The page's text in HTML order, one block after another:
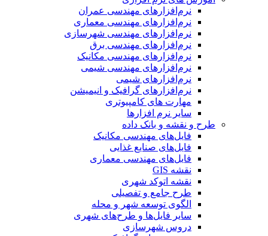
نرم‌افزارهای مهندسی عمران
نرم‌افزارهای مهندسی معماری
نرم‌افزارهای مهندسی شهرسازی
نرم‌افزارهای مهندسی برق
نرم‌افزارهای مهندسی مکانیک
نرم‌افزارهای مهندسی شیمی
نرم‌افزارهای شیمی
نرم‌افزارهای گرافیک و انیمیشن
مهارت های کامپیوتری
سایر نرم افزارها
طرح و نقشه و بانک داده
فایل‌های مهندسی مکانیک
فایل‌های صنایع غذایی
فایل‌های مهندسی معماری
نقشه GIS
نقشه اتوکد شهری
طرح جامع و تفصیلی
الگوی توسعه شهر و محله
سایر فایل‌ها و طرح‌های شهری
دروس شهرسازی